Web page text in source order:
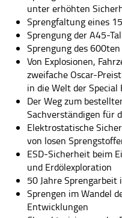
unter erhöhten
Sprengfaltung eines
Sprengung der A45-
Sprengung des
Von Explosionen,
zweifache Oscar-
in die Welt der Special
Der Weg zum
Sachverständigen für
Elektrostatische
von losen
ESD-Sicherheit beim
und Erdölexploration
50 Jahre Sprengarbeit
Sprengen im Wandel
Entwicklungen